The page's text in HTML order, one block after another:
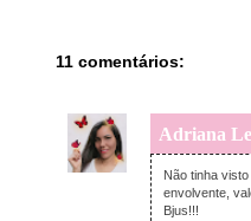
11 comentários:
Adriana
Não tinha
envolvente,
Bjus!!!